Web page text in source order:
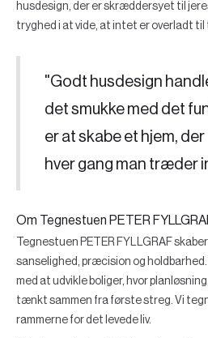
husdesign, der er skræddersyet til
tryghed i at vide, at intet er overladt
"Godt husdesign
det smukke med det
er at skabe et hjem,
hver gang man træder
Om Tegnestuen PETER
Tegnestuen PETER FYLLGRAF
sanselighed, præcision og
med at udvikle boliger, hvor
tænkt sammen fra første streg. Vi
rammerne for det levede liv.